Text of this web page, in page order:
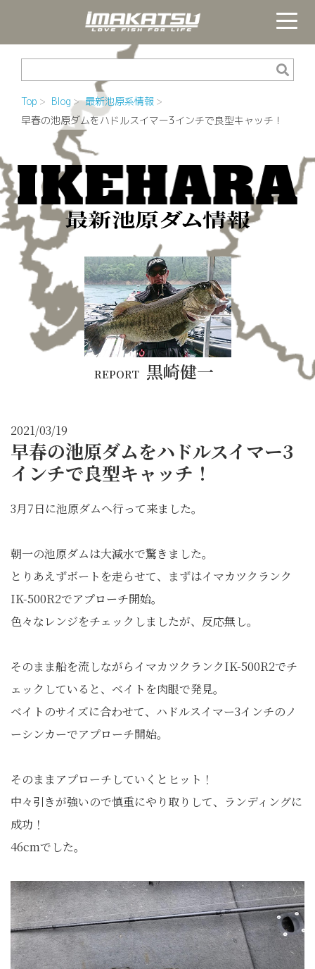
Top Blog
最新池原系情報
早春の池原ダムをハドルスイマー3インチで良型キャッチ！
REPORT 黒崎健一
2021/03/19
早春の池原ダムをハドルスイマー3
インチで良型キャッチ！
3月7日に池原ダムへ行って来ました。
朝一の池原ダムは大減水で驚きました。
とりあえずボートを走らせて、まずはイマカツクランク
IK-500R2でアプローチ開始。
色々なレンジをチェックしましたが、反応無し。
そのまま船を流しながらイマカツクランクIK-500R2でチ
ェックしていると、ベイトを肉眼で発見。
ベイトのサイズに合わせて、ハドルスイマー3インチのノ
ーシンカーでアプローチ開始。
そのままアプローチしていくとヒット！
中々引きが強いので慎重にやり取りして、ランディングに
成功！
46cmでした。